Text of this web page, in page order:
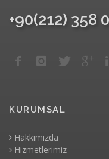
+90(212) 358
KURUMSAL
Hakkımızda
Hizmetlerimiz